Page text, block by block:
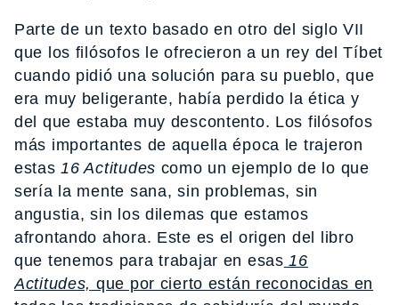
Parte de un texto basado en otro del siglo VII
que los filósofos le ofrecieron a un rey del Tíbet
cuando pidió una solución para su pueblo, que
era muy beligerante, había perdido la ética y
del que estaba muy descontento. Los filósofos
más importantes de aquella época le trajeron
estas16 Actitudes como un ejemplo de lo que
sería la mente sana, sin problemas, sin
angustia, sin los dilemas que estamos
afrontando ahora. Este es el origen del libro
que tenemos para trabajar en esas 16
Actitudes, que por cierto están reconocidas en